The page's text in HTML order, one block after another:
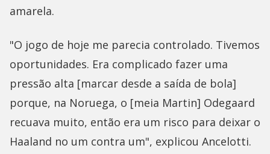
amarela.
"O jogo de hoje me parecia controlado. Tivemos
oportunidades. Era complicado fazer uma
pressão alta [marcar desde a saída de bola]
porque, na Noruega, o [meia Martin] Odegaard
recuava muito, então era um risco para deixar o
Haaland no um contra um", explicou Ancelotti.